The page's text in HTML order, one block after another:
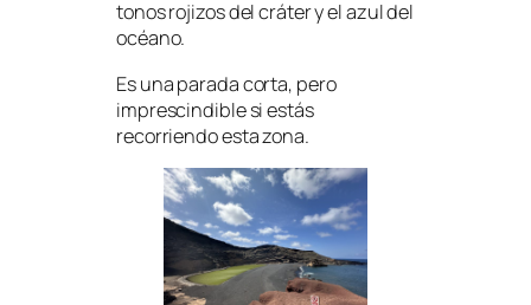
tonos rojizos del cráter y el azul del
océano.
Es una parada corta, pero
imprescindible si estás
recorriendo esta zona.